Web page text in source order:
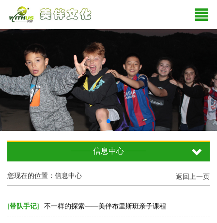
信息中心
您现在的位置：信息中心 返回上一页
[带队手记] 不一样的探索——美伴布里斯班亲子课程